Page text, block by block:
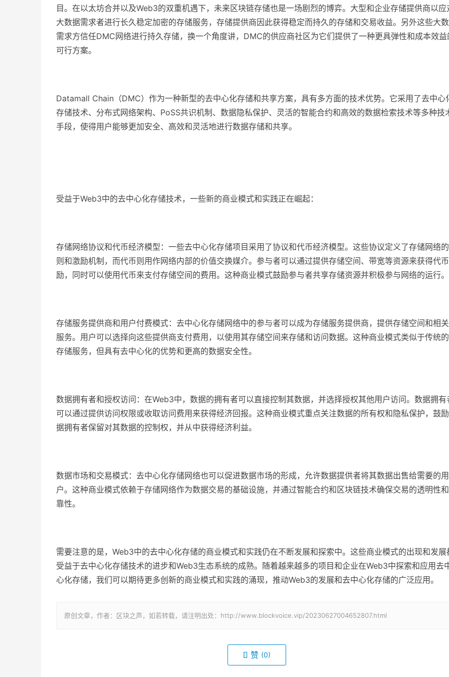
目。在以太坊合并以及Web3的双重机遇下，未来区块链存储也是一场剧烈的博弈。大型和企业存储提供商以应
大数据需求者进行长久稳定加密的存储服务，存储提供商因此获得稳定而持久的存储和交易收益。另外这些大
需求方信任DMC网络进行持久存储，换一个角度讲，DMC的供应商社区为它们提供了一种更具弹性和成本效益
可行方案。
Datamall Chain（DMC）作为一种新型的去中心化存储和共享方案，具有多方面的技术优势。它采用了去中心
存储技术、分布式网络架构、PoSS共识机制、数据隐私保护、灵活的智能合约和高效的数据检索技术等多种技
手段，使得用户能够更加安全、高效和灵活地进行数据存储和共享。
受益于Web3中的去中心化存储技术，一些新的商业模式和实践正在崛起：
存储网络协议和代币经济模型：一些去中心化存储项目采用了协议和代币经济模型。这些协议定义了存储网络
则和激励机制，而代币则用作网络内部的价值交换媒介。参与者可以通过提供存储空间、带宽等资源来获得代
励，同时可以使用代币来支付存储空间的费用。这种商业模式鼓励参与者共享存储资源并积极参与网络的运行。
存储服务提供商和用户付费模式：去中心化存储网络中的参与者可以成为存储服务提供商，提供存储空间和相
服务。用户可以选择向这些提供商支付费用，以使用其存储空间来存储和访问数据。这种商业模式类似于传统
存储服务，但具有去中心化的优势和更高的数据安全性。
数据拥有者和授权访问：在Web3中，数据的拥有者可以直接控制其数据，并选择授权其他用户访问。数据拥有
可以通过提供访问权限或收取访问费用来获得经济回报。这种商业模式重点关注数据的所有权和隐私保护，鼓
据拥有者保留对其数据的控制权，并从中获得经济利益。
数据市场和交易模式：去中心化存储网络也可以促进数据市场的形成，允许数据提供者将其数据出售给需要的用
户。这种商业模式依赖于存储网络作为数据交易的基础设施，并通过智能合约和区块链技术确保交易的透明性
靠性。
需要注意的是，Web3中的去中心化存储的商业模式和实践仍在不断发展和探索中。这些商业模式的出现和发展
受益于去中心化存储技术的进步和Web3生态系统的成熟。随着越来越多的项目和企业在Web3中探索和应用去
心化存储，我们可以期待更多创新的商业模式和实践的涌现，推动Web3的发展和去中心化存储的广泛应用。
原创文章，作者：区块之声，如若转载，请注明出处：http://www.blockvoice.vip/20230627004652807.html
赞 (0)